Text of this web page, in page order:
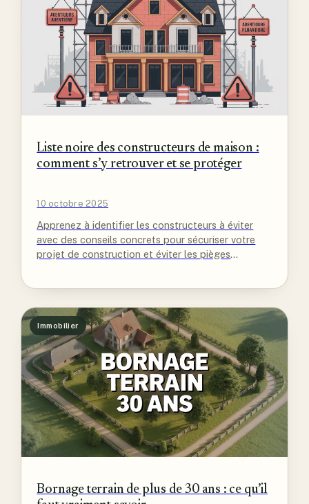
Liste noire des constructeurs de maison :
comment s’y retrouver et se protéger
10 octobre 2025
Apprenez à identifier les constructeurs à éviter
avec des conseils concrets pour sécuriser votre
projet de construction et éviter les pièges
Immobilier
Bornage terrain de plus de 30 ans : ce qu’il